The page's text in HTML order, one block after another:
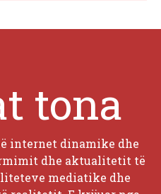
tona
internet dinamike dhe
dhe aktualitetit të
mediatike dhe